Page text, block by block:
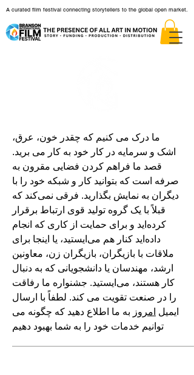
A curated film festival connecting storytellers to the global open market.
ما درک می کنیم که چقدر خون، عرق،
اشک و سرمایه در کار خود به کار می برید.
قصد ما فراهم کردن فضایی مقرون به
صرفه است که بتوانید کار و شبکه خود را با
دیگران به نمایش بگذارید. فرقی نمی‌کند که
قبلاً با یک گروه تولید قوی ارتباط برقرار
کرده‌اید و برای حمایت از کاری که انجام
داده‌اید کنار هم می‌ایستید، یا اینجا برای
ملاقات با بازیگران، بازیگران زن، معاونین
ارشد، مهندسان یا دانشجویانی که به دنبال
کار هستند، می‌ایستید. جشنواره ما رفاقت
را در صنعت تقویت می کند. لطفاً با ارسال
ایمیل امروز به ما اطلاع دهید که چگونه می
توانیم خدمات خود را به شما بهبود دهیم